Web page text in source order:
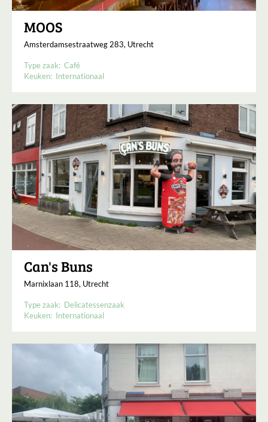
MOOS
Amsterdamsestraatweg 283, Utrecht
Type zaak: Café
Keuken: Internationaal
Can's Buns
Marnixlaan 118, Utrecht
Type zaak: Delicatessenzaak
Keuken: Internationaal